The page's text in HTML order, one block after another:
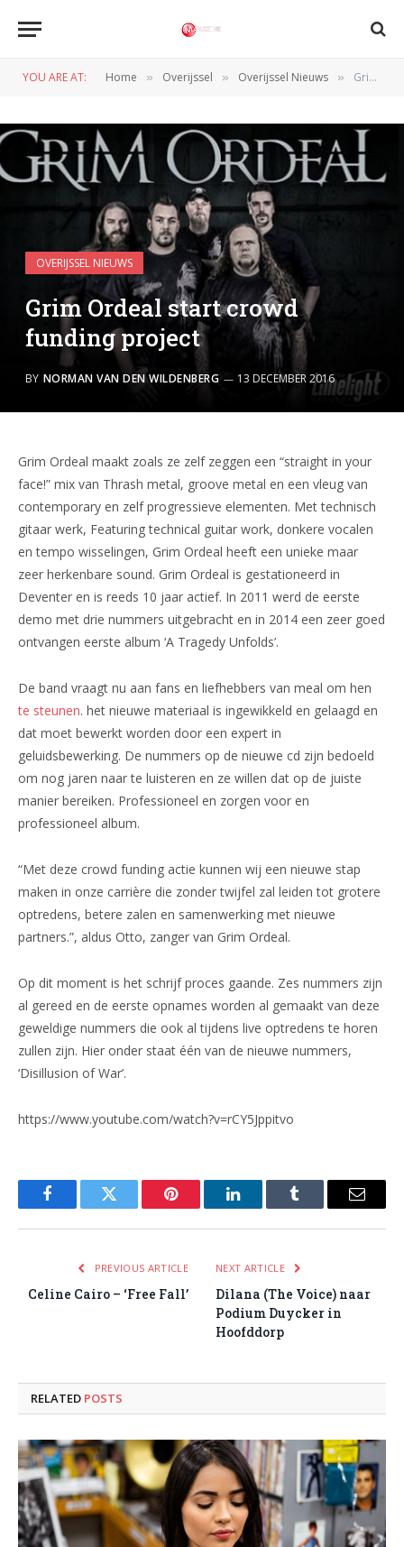
YOU ARE AT: Home » Overijssel » Overijssel Nieuws » Grim Ordeal start crowd funding project
OVERIJSSEL NIEUWS
Grim Ordeal start crowd
funding project
BY NORMAN VAN DEN WILDENBERG 13 DECEMBER 2016
Grim Ordeal maakt zoals ze zelf zeggen een “straight in your
face!” mix van Thrash metal, groove metal en een vleug van
contemporary en zelf progressieve elementen. Met technisch
gitaar werk, Featuring technical guitar work, donkere vocalen
en tempo wisselingen, Grim Ordeal heeft een unieke maar
zeer herkenbare sound. Grim Ordeal is gestationeerd in
Deventer en is reeds 10 jaar actief. In 2011 werd de eerste
demo met drie nummers uitgebracht en in 2014 een zeer goed
ontvangen eerste album ‘A Tragedy Unfolds’.
De band vraagt nu aan fans en liefhebbers van meal om hen
te steunen. het nieuwe materiaal is ingewikkeld en gelaagd en
dat moet bewerkt worden door een expert in
geluidsbewerking. De nummers op de nieuwe cd zijn bedoeld
om nog jaren naar te luisteren en ze willen dat op de juiste
manier bereiken. Professioneel en zorgen voor en
professioneel album.
“Met deze crowd funding actie kunnen wij een nieuwe stap
maken in onze carrière die zonder twijfel zal leiden tot grotere
optredens, betere zalen en samenwerking met nieuwe
partners.”, aldus Otto, zanger van Grim Ordeal.
Op dit moment is het schrijf proces gaande. Zes nummers zijn
al gereed en de eerste opnames worden al gemaakt van deze
geweldige nummers die ook al tijdens live optredens te horen
zullen zijn. Hier onder staat één van de nieuwe nummers,
‘Disillusion of War’.
https://www.youtube.com/watch?v=rCY5Jppitvo
FacebookTwitter Pinterest LinkedInTumblr Email
PREVIOUS ARTICLE
Celine Cairo – ‘Free Fall’
NEXT ARTICLE
Dilana (The Voice) naar
Podium Duycker in
Hoofddorp
RELATED POSTS